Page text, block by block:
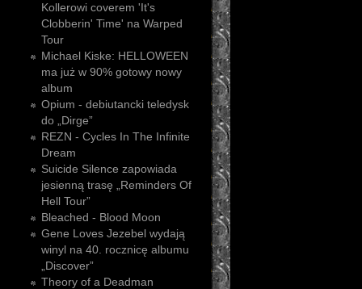
Kollerowi coverem 'It's
Clobberin' Time' na Warped
Tour
Michael Kiske: HELLOWEEN
ma już w 90% gotowy nowy
album
Opium - debiutancki teledysk
do „Dirge”
REZN - Cycles In The Infinite
Dream
Suicide Silence zapowiada
jesienną trasę „Reminders Of
Hell Tour”
Bleached - Blood Moon
Gene Loves Jezebel wydają
winyl na 40. rocznicę albumu
„Discover”
Theory of a Deadman